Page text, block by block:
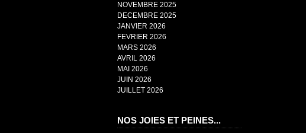
NOVEMBRE 2025
DECEMBRE 2025
JANVIER 2026
FEVRIER 2026
MARS 2026
AVRIL 2026
MAI 2026
JUIN 2026
JUILLET 2026
NOS JOIES ET PEINES...